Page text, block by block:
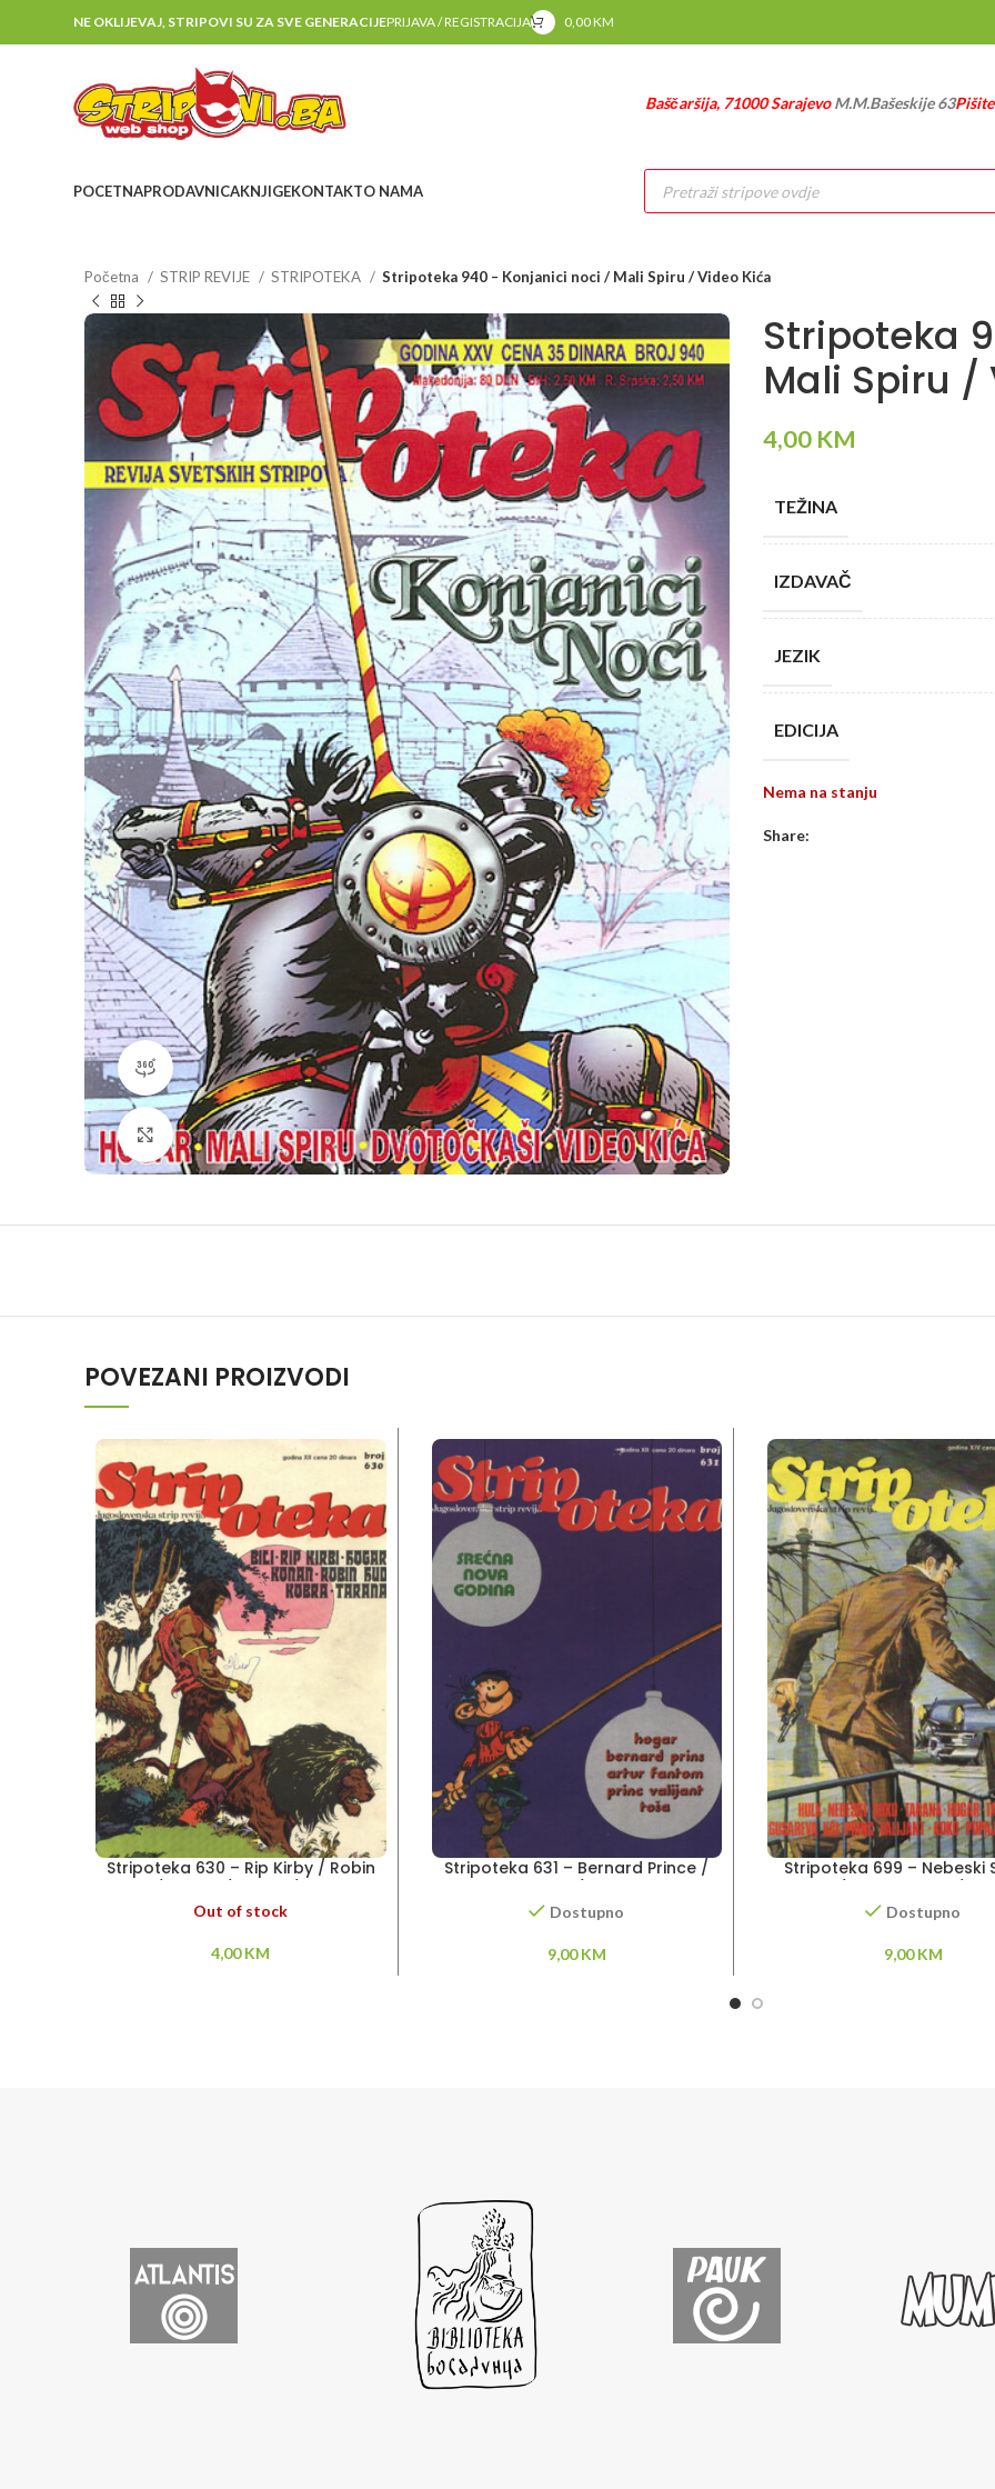
NE OKLIJEVAJ, STRIPOVI SU ZA SVE GENERACIJEPRIJAVA / REGISTRACIJA 0,00KM
Baščaršija, 71000 SarajevoM.M.Bašeskije 63
POCETNAPRODAVNICAKNJIGEKONTAKTO NAMA
Products
search
Početna STRIP REVIJE STRIPOTEKA Stripoteka 940 – Konjanici noci / Mali Spiru / Video Kića
360 product view
Klikni da povečaš
Stripoteka
Mali Spiru /
4,00 KM
TEŽINA
IZDAVAČ
JEZIK
EDICIJA
Nema na stanju
Share:
POVEZANI PROIZVODI
Stripoteka 630 – Rip Kirby / Robin
Out of stock
4,00KM
Stripoteka 631 – Bernard Prince /
Dostupno
9,00KM
Stripoteka 699 – Nebeski
kči
Dostupno
9,00KM